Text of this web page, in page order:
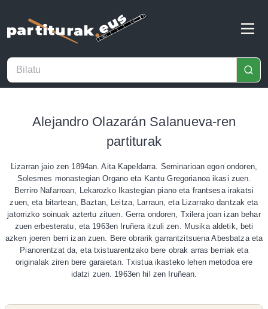
Alejandro Olazarán Salanueva-ren
partiturak
Lizarran jaio zen 1894an. Aita Kapeldarra. Seminarioan egon ondoren,
Solesmes monastegian Organo eta Kantu Gregorianoa ikasi zuen.
Berriro Nafarroan, Lekarozko Ikastegian piano eta frantsesa irakatsi
zuen, eta bitartean, Baztan, Leitza, Larraun, eta Lizarrako dantzak eta
jatorrizko soinuak aztertu zituen. Gerra ondoren, Txilera joan izan behar
zuen erbesteratu, eta 1963en Iruñera itzuli zen. Musika aldetik, beti
azken joeren berri izan zuen. Bere obrarik garrantzitsuena Abesbatza eta
Pianorentzat da, eta txistuarentzako bere obrak arras berriak eta
originalak ziren bere garaietan. Txistua ikasteko lehen metodoa ere
idatzi zuen. 1963en hil zen Iruñean.